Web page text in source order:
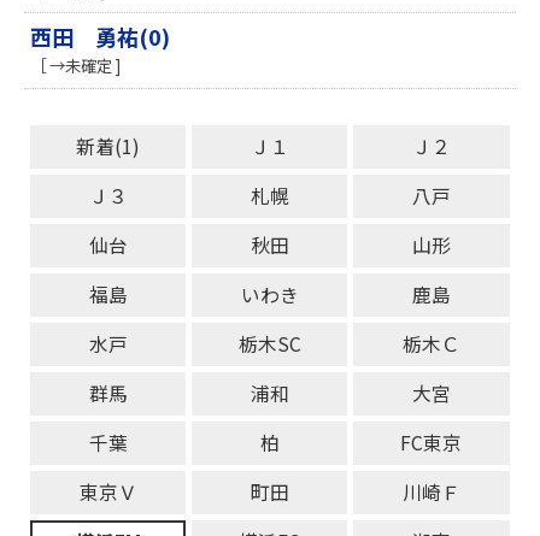
西田 勇祐(0)
［ →未確定 ]
新着(1) Ｊ１
Ｊ２
Ｊ３
札幌
八戸
仙台
秋田
山形
福島
いわき
鹿島
水戸
栃木SC
栃木Ｃ
群馬
浦和
大宮
千葉
柏
FC東京
東京Ｖ
町田
川崎Ｆ